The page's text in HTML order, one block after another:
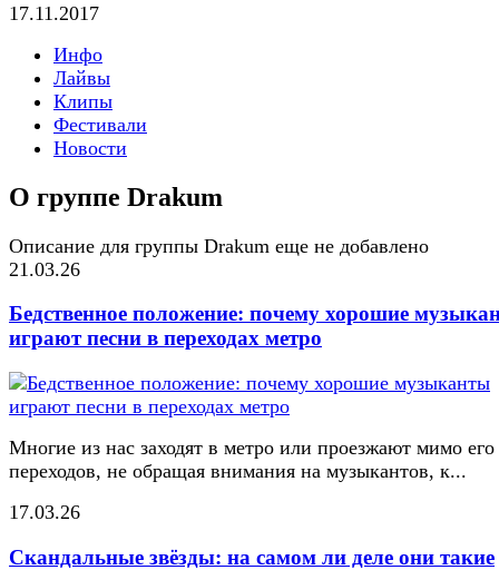
17.11.2017
Инфо
Лайвы
Клипы
Фестивали
Новости
О группе Drakum
Описание для группы Drakum еще не добавлено
21.03.26
Бедственное положение: почему хорошие
играют песни в переходах метро
Многие из нас заходят в метро или проезжают мимо его
переходов, не обращая внимания на музыкантов, к...
17.03.26
Скандальные звёзды: на самом ли деле они такие